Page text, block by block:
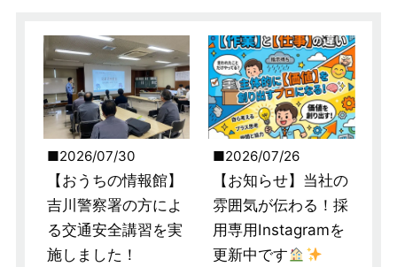
2026/07/30
【おうちの情報館】
吉川警察署の方によ
る交通安全講習を実
施しました！
2026/07/26
【お知らせ】当社の
雰囲気が伝わる！採
用専用Instagramを
更新中です